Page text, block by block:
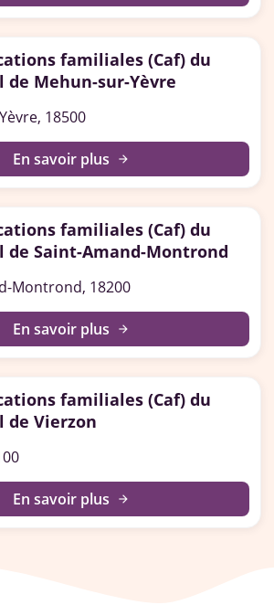
familiales (Caf) du
de Mehun-sur-Yèvre
18500
En savoir plus arrow_forward
familiales (Caf) du
de Saint-Amand-Montrond
Montrond, 18200
En savoir plus arrow_forward
familiales (Caf) du
de Vierzon
En savoir plus arrow_forward